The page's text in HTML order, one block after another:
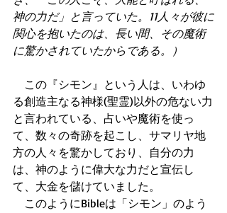
神の力だ」と言っていた。11人々が彼に
関心を抱いたのは、長い間、その魔術
に驚かされていたからである。）
この『シモン』という人は、いわゆ
る創造主なる神様(聖霊)以外の危ない力
と言われている、占いや魔術を使っ
て、数々の奇跡を起こし、サマリヤ地
方の人々を驚かしており、自分の力
は、神のように偉大な力だと宣伝し
て、大金を儲けていました。
このようにBibleは「シモン」のよう